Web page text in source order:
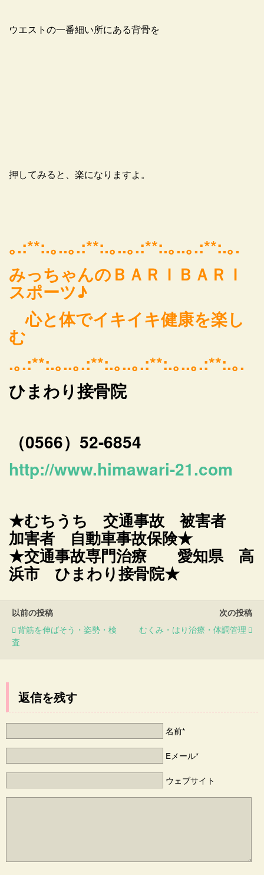
ウエストの一番細い所にある背骨を
押してみると、楽になりますよ。
｡.:**:.｡..｡.:**:.｡..｡.:**:.｡..｡.:**:.｡.
みっちゃんのＢＡＲＩＢＡＲＩ
スポーツ♪
心と体でイキイキ健康を楽し
む
.｡.:**:.｡..｡.:**:.｡..｡.:**:.｡..｡.:**:.｡.
ひまわり接骨院
（0566）52-6854
http://www.himawari-21.com
★むちうち 交通事故 被害者
加害者 自動車事故保険★
★交通事故専門治療 愛知県 高
浜市 ひまわり接骨院★
以前の投稿
背筋を伸ばそう・姿勢・検
査
次の投稿
むくみ・はり治療・体調管理
返信を残す
名前*
Eメール*
ウェブサイト